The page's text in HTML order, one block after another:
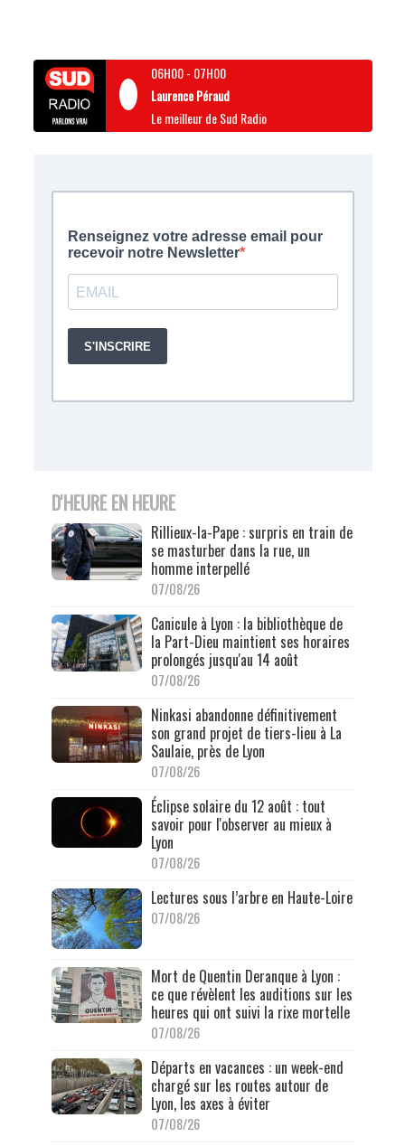
06H00- 07H00
Laurence Péraud
Le meilleur de Sud Radio
D'HEURE EN HEURE
Rillieux-la-Pape : surpris en train de
se masturber dans la rue, un
homme interpellé
07/08/26
Canicule à Lyon : la bibliothèque de
la Part-Dieu maintient ses horaires
prolongés jusqu'au 14 août
07/08/26
Ninkasi abandonne définitivement
son grand projet de tiers-lieu à La
Saulaie, près de Lyon
07/08/26
Éclipse solaire du 12 août : tout
savoir pour l'observer au mieux à
Lyon
07/08/26
Lectures sous l’arbre en Haute-Loire
07/08/26
Mort de Quentin Deranque à Lyon :
ce que révèlent les auditions sur les
heures qui ont suivi la rixe mortelle
07/08/26
Départs en vacances : un week-end
chargé sur les routes autour de
Lyon, les axes à éviter
07/08/26